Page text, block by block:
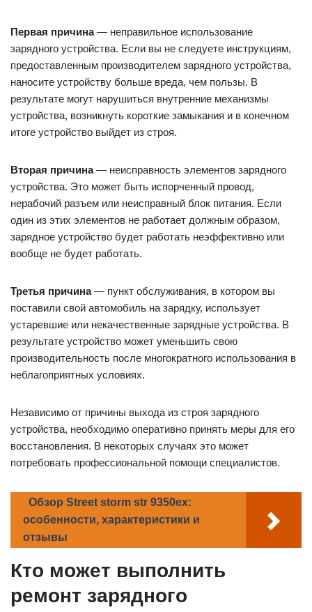
Первая причина— неправильное использование
зарядного устройства. Если вы не следуете инструкциям,
предоставленным производителем зарядного устройства,
наносите устройству больше вреда, чем пользы. В
результате могут нарушиться внутренние механизмы
устройства, возникнуть короткие замыкания и в конечном
итоге устройство выйдет из строя.
Вторая причина— неисправность элементов зарядного
устройства. Это может быть испорченный провод,
нерабочий разъем или неисправный блок питания. Если
один из этих элементов не работает должным образом,
зарядное устройство будет работать неэффективно или
вообще не будет работать.
Третья причина— пункт обслуживания, в котором вы
поставили свой автомобиль на зарядку, использует
устаревшие или некачественные зарядные устройства. В
результате устройство может уменьшить свою
производительность после многократного использования в
неблагоприятных условиях.
Независимо от причины выхода из строя зарядного
устройства, необходимо оперативно принять меры для его
восстановления. В некоторых случаях это может
потребовать профессиональной помощи специалистов.
Обзор Street storm str 9350ex:
особенности, характеристики и
отзывы
Кто может выполнить
ремонт зарядного